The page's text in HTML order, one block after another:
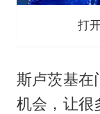
打
斯卢茨基在
机会，让很